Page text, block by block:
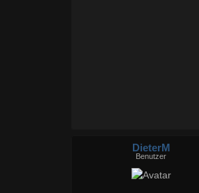
DieterM
Benutzer